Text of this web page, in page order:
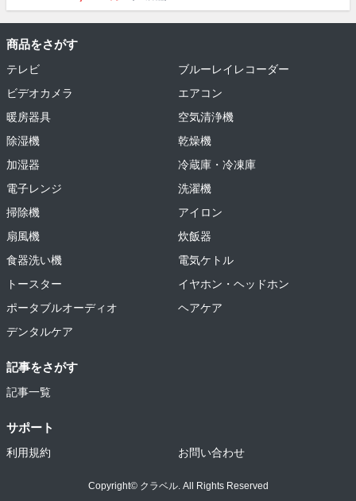
商品をさがす
テレビ
ブルーレイレコーダー
ビデオカメラ
エアコン
暖房器具
空気清浄機
除湿機
乾燥機
加湿器
冷蔵庫・冷凍庫
電子レンジ
洗濯機
掃除機
アイロン
扇風機
炊飯器
食器洗い機
電気ケトル
トースター
イヤホン・ヘッドホン
ポータブルオーディオ
ヘアケア
デンタルケア
記事をさがす
記事一覧
サポート
利用規約 お問い合わせ
Copyright© クラベル. All Rights Reserved